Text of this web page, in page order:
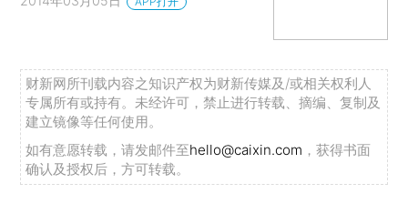
财新网所刊载内容之知识产权为财新传媒及/或相关权利人
专属所有或持有。未经许可，禁止进行转载、摘编、复制及
建立镜像等任何使用。
如有意愿转载，请发邮件至hello@caixin.com ，获得书面
确认及授权后，方可转载。